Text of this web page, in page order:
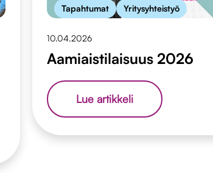
Tapahtumat Yritysyhteistyö
10.04.2026
Aamiaistilaisuus 2026
Lue artikkeliAamiaistilaisuus
2026